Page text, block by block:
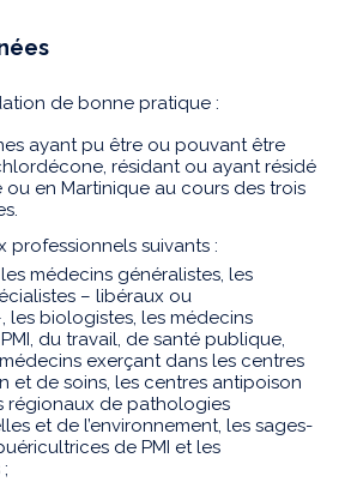
de bonne pratique :
ayant pu être ou pouvant être
résidant ou ayant résidé
en Martinique au cours des trois
professionnels suivants :
médecins généralistes, les
– libéraux ou
les biologistes, les médecins
du travail, de santé publique,
exerçant dans les centres
et de soins, les centres antipoison
régionaux de pathologies
et de l’environnement, les sages-
de PMI et les